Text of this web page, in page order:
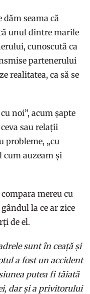
dăm seama că
unul dintre marile
cunoscută ca
partenerului
realitatea, ca să se
noi”, acum șapte
sau relații
probleme, „cu
cum auzeam și
mereu cu
la ce ar zice
de el.
sunt în ceață și
a fost un accident
putea fi tăiată
dar și a privitorului